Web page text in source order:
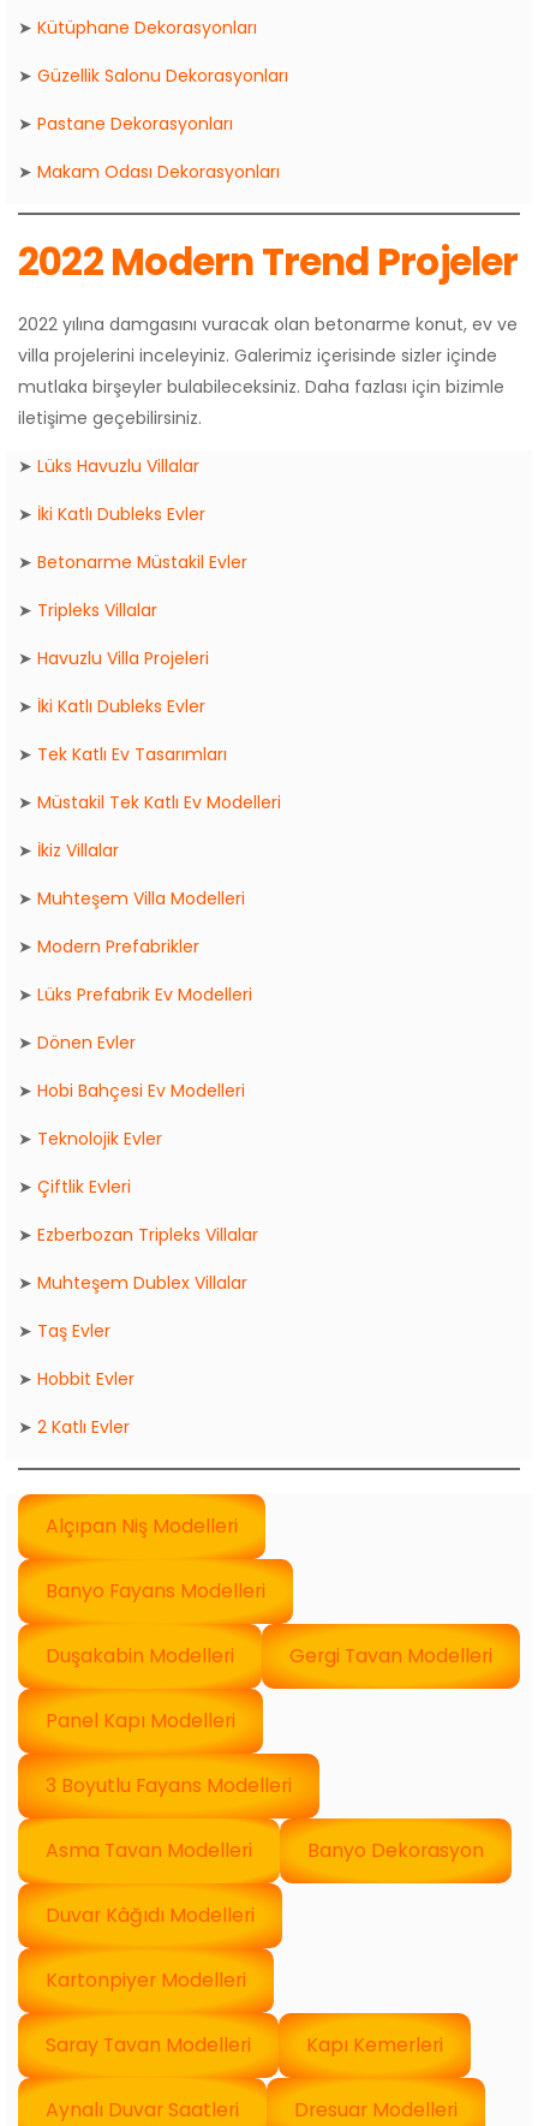
➤ Kütüphane Dekorasyonları
➤ Güzellik Salonu Dekorasyonları
➤ Pastane Dekorasyonları
➤ Makam Odası Dekorasyonları
2022 Modern Trend Projeler
2022 yılına damgasını vuracak olan betonarme konut, ev ve
villa projelerini inceleyiniz. Galerimiz içerisinde sizler içinde
mutlaka birşeyler bulabileceksiniz. Daha fazlası için bizimle
iletişime geçebilirsiniz.
➤ Lüks Havuzlu Villalar
➤ İki Katlı Dubleks Evler
➤ Betonarme Müstakil Evler
➤ Tripleks Villalar
➤ Havuzlu Villa Projeleri
➤ İki Katlı Dubleks Evler
➤ Tek Katlı Ev Tasarımları
➤ Müstakil Tek Katlı Ev Modelleri
➤ İkiz Villalar
➤ Muhteşem Villa Modelleri
➤ Modern Prefabrikler
➤ Lüks Prefabrik Ev Modelleri
➤ Dönen Evler
➤ Hobi Bahçesi Ev Modelleri
➤ Teknolojik Evler
➤ Çiftlik Evleri
➤ Ezberbozan Tripleks Villalar
➤ Muhteşem Dublex Villalar
➤ Taş Evler
➤ Hobbit Evler
➤ 2 Katlı Evler
Alçıpan Niş Modelleri
Banyo Fayans Modelleri
Duşakabin Modelleri Gergi Tavan Modelleri
Panel Kapı Modelleri
3 Boyutlu Fayans Modelleri
Asma Tavan Modelleri Banyo Dekorasyon
Duvar Kâğıdı Modelleri
Kartonpiyer Modelleri
Saray Tavan Modelleri Kapı Kemerleri
Aynalı Duvar Saatleri Dresuar Modelleri